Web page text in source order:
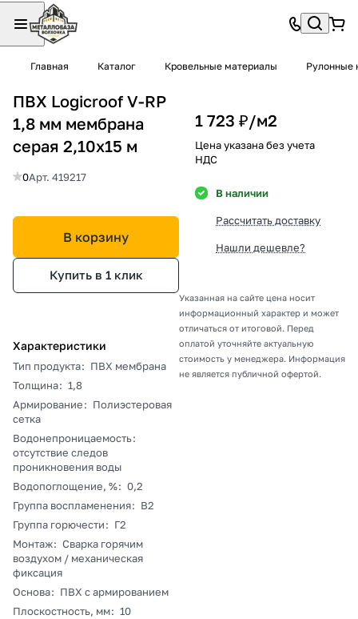
Главная Каталог Кровельные материалы Рулонные
ПВХ Logicroof V-RP
1,8 мм мембрана
серая 2,10x15 м
0Арт. 419217
В корзину
Купить в 1 клик
Характеристики
Тип продукта: ПВХ мембрана
Толщина: 1,8
Армирование: Полиэстеровая
сетка
Водонепроницаемость:
отсутствие следов
проникновения воды
Водопоглощение, %: 0,2
Группа воспламенения: В2
Группа горючести: Г2
Монтаж: Сварка горячим
воздухом / механическая
фиксация
Основа: ПВХ с армированием
Плоскостность, мм: 10
1 723 ₽/м2
Цена указана без учета
НДС
В наличии
Рассчитать доставку
Нашли дешевле?
Указанная на сайте цена носит
информационный характер и может
отличаться от итоговой. Перед
оплатой уточняйте актуальную
стоимость у менеджера. Информация
не является публичной офертой.